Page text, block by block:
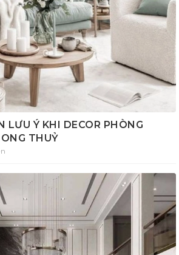
LƯU Ý KHI DECOR PHÒNG
THUỶ